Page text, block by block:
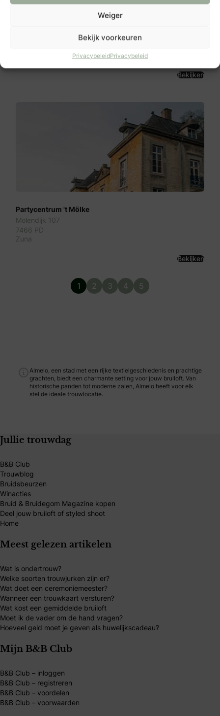
Weiger
Bekijk voorkeuren
PrivacybeleidPrivacybeleid
Bekijken
Partycentrum 't Mölke
Molendijk 107
7466 PD
Zuna
Bekijken
1 2 3 4 5
Almelo, een stad met een rijke textielgeschiedenis en prachtige
grachten, biedt een charmante setting voor jouw bruiloft. Van
historische panden tot moderne zalen, Almelo heeft voor elk
stel de ideale trouwlocatie.
Jullie trouwdag
B&B Club
Trouwblog
Bruidsbeurzen
Winacties
Bruid & Bruidegom Magazine kopen
Deel jouw bruiloft of styled shoot
Home
Meest gelezen artikelen
Wat is ondertrouw?
Welke soorten trouwjurken zijn er?
Wat doet een ceremoniemeester?
Wanneer een trouwkaart versturen?
Wat kost een gemiddelde bruiloft
Moet ik de vader om de hand vragen?
Hoeveel geld moet je geven als huwelijkscadeau?
Mijn B&B Club
B&B Club – inloggen
B&B Club – registreren
B&B Club – voordelen
B&B Club – voorwaarden